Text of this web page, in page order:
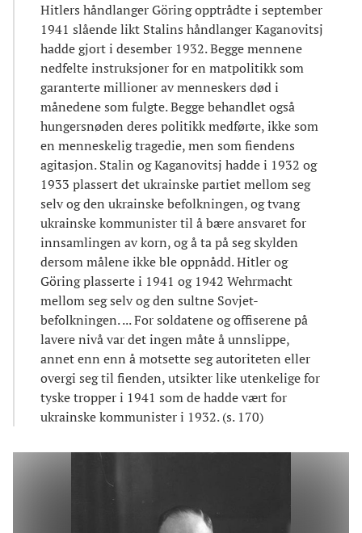
Hitlers håndlanger Göring opptrådte i september
1941 slående likt Stalins håndlanger Kaganovitsj
hadde gjort i desember 1932. Begge mennene
nedfelte instruksjoner for en matpolitikk som
garanterte millioner av menneskers død i
månedene som fulgte. Begge behandlet også
hungersnøden deres politikk medførte, ikke som
en menneskelig tragedie, men som fiendens
agitasjon. Stalin og Kaganovitsj hadde i 1932 og
1933 plassert det ukrainske partiet mellom seg
selv og den ukrainske befolkningen, og tvang
ukrainske kommunister til å bære ansvaret for
innsamlingen av korn, og å ta på seg skylden
dersom målene ikke ble oppnådd. Hitler og
Göring plasserte i 1941 og 1942 Wehrmacht
mellom seg selv og den sultne Sovjet-
befolkningen. ... For soldatene og offiserene på
lavere nivå var det ingen måte å unnslippe,
annet enn enn å motsette seg autoriteten eller
overgi seg til fienden, utsikter like utenkelige for
tyske tropper i 1941 som de hadde vært for
ukrainske kommunister i 1932. (s. 170)